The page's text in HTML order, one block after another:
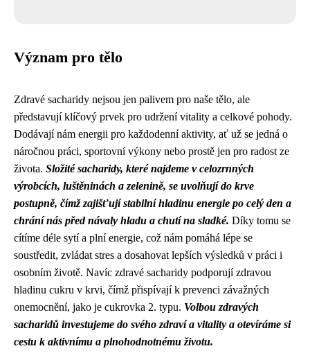
Význam pro tělo
Zdravé sacharidy nejsou jen palivem pro naše tělo, ale
představují klíčový prvek pro udržení vitality a celkové pohody.
Dodávají nám energii pro každodenní aktivity, ať už se jedná o
náročnou práci, sportovní výkony nebo prostě jen pro radost ze
života. Složité sacharidy, které najdeme v celozrnných
výrobcích, luštěninách a zelenině, se uvolňují do krve
postupně, čímž zajišťují stabilní hladinu energie po celý den a
chrání nás před návaly hladu a chutí na sladké. Díky tomu se
cítíme déle sytí a plní energie, což nám pomáhá lépe se
soustředit, zvládat stres a dosahovat lepších výsledků v práci i
osobním životě. Navíc zdravé sacharidy podporují zdravou
hladinu cukru v krvi, čímž přispívají k prevenci závažných
onemocnění, jako je cukrovka 2. typu. Volbou zdravých
sacharidů investujeme do svého zdraví a vitality a otevíráme si
cestu k aktivnímu a plnohodnotnému životu.